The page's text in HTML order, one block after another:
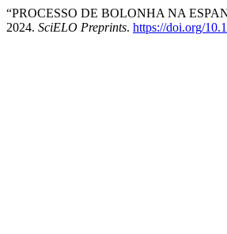
“PROCESSO DE BOLONHA NA
2024. SciELO Preprints. https://doi.org/